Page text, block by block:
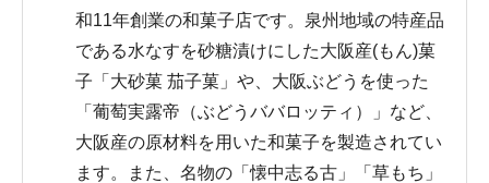
和11年創業の和菓子店です。泉州地域の特産品
である水なすを砂糖漬けにした大阪産(もん)菓
子「大砂菓 茄子菓」や、大阪ぶどうを使った
「葡萄実露帝（ぶどうババロッティ）」など、
大阪産の原材料を用いた和菓子を製造されてい
ます。また、名物の「懐中志る古」「草もち」